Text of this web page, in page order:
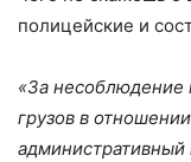
полицейские и
«За несоблюдение
грузов в